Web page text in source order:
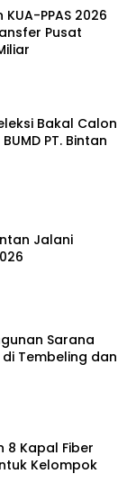
PPAS 2026
Pusat
Bakal Calon
PT. Bintan
Jalani
Sarana
Tembeling dan
8 Kapal Fiber
Kelompok